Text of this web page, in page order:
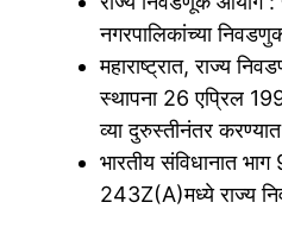
नगरपालिकांच्या
महाराष्ट्रात, राज्य
स्थापना 26 एप्रिल
व्या दुरुस्तीनंतर
भारतीय संविधानात
243Z(A)मध्ये राज्य